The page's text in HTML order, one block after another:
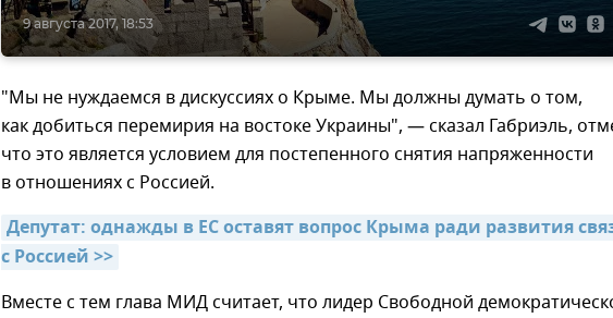
9 августа 2017, 18:53
"Мы не нуждаемся в дискуссиях о Крыме. Мы должны думать о том,
как добиться перемирия на востоке Украины", — сказал Габриэль,
что это является условием для постепенного снятия напряженности
в отношениях с Россией.
Депутат: однажды в ЕС оставят вопрос Крыма ради развития
с Россией >>
Вместе с тем глава МИД считает, что лидер Свободной